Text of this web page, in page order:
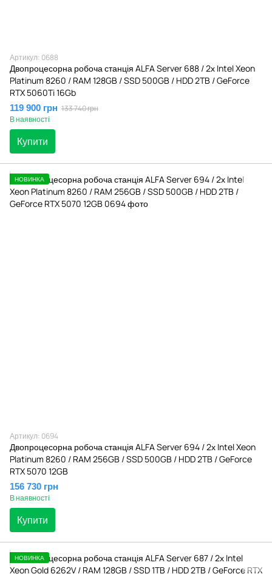
Артикул: 0688
Двопроцесорна робоча станція ALFA Server 688 / 2х Intel Xeon
Platinum 8260 / RAM 128GB / SSD 500GB / HDD 2TB / GeForce
RTX 5060Ti 16Gb
119 900 грн 133 740 грн
В наявності
Купити
НОВИНКА
Артикул: 0694
Двопроцесорна робоча станція ALFA Server 694 / 2х Intel Xeon
Platinum 8260 / RAM 256GB / SSD 500GB / HDD 2TB / GeForce
RTX 5070 12GB
156 730 грн
В наявності
Купити
НОВИНКА